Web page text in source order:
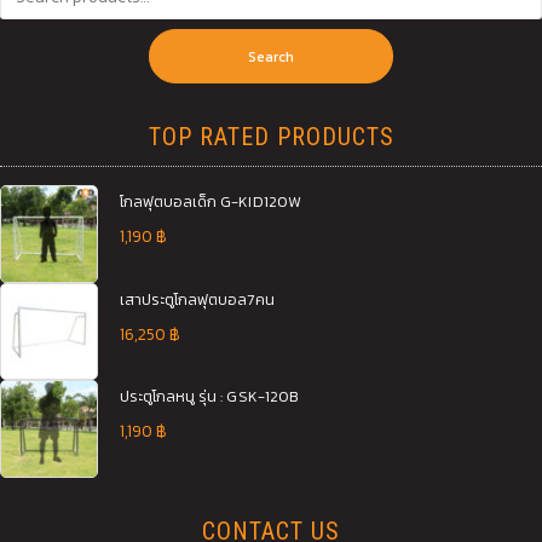
Search
TOP RATED PRODUCTS
โกลฟุตบอลเด็ก G-KID120W
1,190 ฿
เสาประตูโกลฟุตบอล7คน
16,250 ฿
ประตูโกลหนู รุ่น : GSK-120B
1,190 ฿
CONTACT US